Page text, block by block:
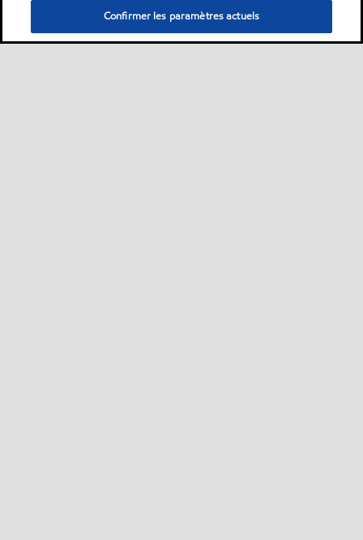
Confirmer les paramètres actuels